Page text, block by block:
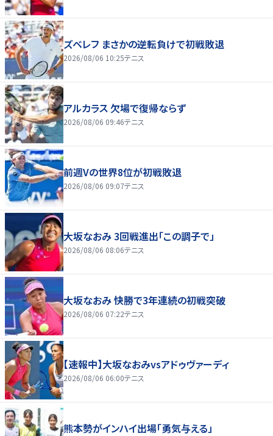
ズベレフ まさかの逆転負けで初戦敗退
2026/08/06 10:25テニス
アルカラス 欠場で復帰ならず
2026/08/06 09:46テニス
前週Vの世界8位が初戦敗退
2026/08/06 09:07テニス
大坂なおみ 3回戦進出「この調子で」
2026/08/06 08:06テニス
大坂なおみ 快勝で3年連続の初戦突破
2026/08/06 07:22テニス
【速報中】大坂なおみvsアドゥヴァーディ
2026/08/06 06:00テニス
熊本勢がインハイ出場「勇気与える」